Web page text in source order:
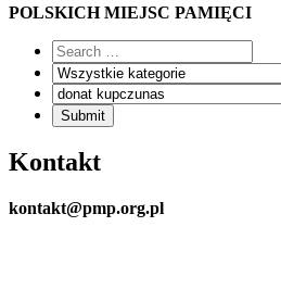
POLSKICH MIEJSC PAMIĘCI
Kontakt
kontakt@pmp.org.pl